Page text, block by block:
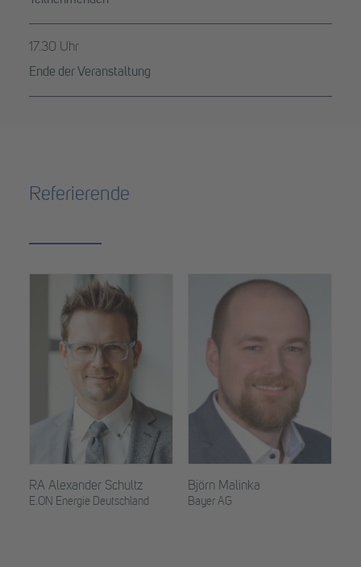
17.30 Uhr
Ende der Veranstaltung
Referierende
RA Alexander Schultz
E.ON Energie Deutschland
Björn Malinka
Bayer AG